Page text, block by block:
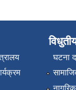
घटना